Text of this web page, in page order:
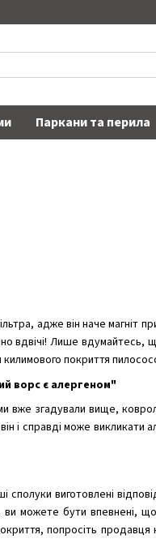
Паркани та перила
адже він наче магніт
вдвічі! Лише
покриття
ворс є алергеном"
вже згадували вище,
і справді може викликати
сполуки виготовлені
можете бути впевнені,
попросіть